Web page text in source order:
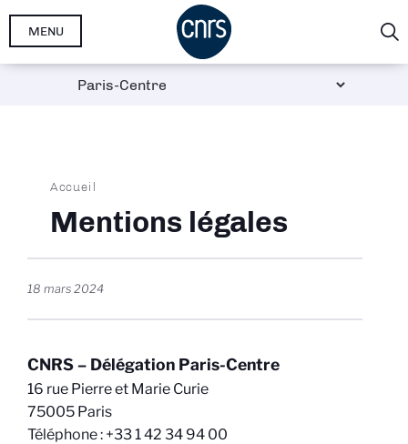
Aller
MENU
Fil
d'Ariane
Accueil
Mentions légales
18 mars 2024
CNRS – Délégation Paris-Centre
16 rue Pierre et Marie Curie
75005 Paris
Téléphone : +33 1 42 34 94 00